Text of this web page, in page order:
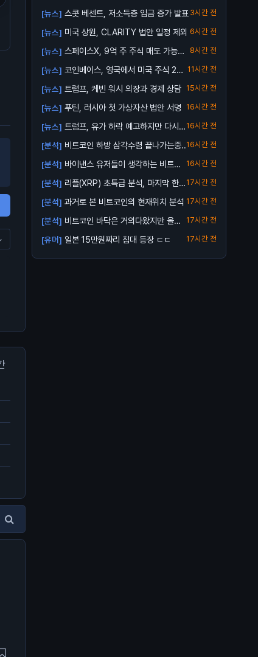
고래 매집을 덮은
, 거래소서 12.2억
유출… BTC는 보합
업비트 신규상장 캡코인 이
거설마
다...
[뉴스] 스콧 베센트, 저소득층 임금 증가 발표 3시간 전
[뉴스] 미국 상원, CLARITY 법안 일정 제외 6시간 전
[뉴스] 스페이스X, 9억 주 주식 매도 가능해
8시간 전
[뉴스] 코인베이스, 영국에서 미국 주식 24/
5 거래...
11시간 전
[뉴스] 트럼프, 케빈 워시 의장과 경제 상담 15시간 전
[뉴스] 푸틴, 러시아 첫 가상자산 법안 서명 16시간 전
[뉴스] 트럼프, 유가 하락 예고하지만 다시
오를 수 ...
16시간 전
[분석] 비트코인 하방 삼각수렴 끝나가는중..16시간 전
[분석] 바이낸스 유저들이 생각하는 비트코
인 바닥
16시간 전
[분석] 리플(XRP) 초특급 분석, 마지막 한번
받아...
17시간 전
[분석] 과거로 본 비트코인의 현재위치 분석 17시간 전
[분석] 비트코인 바닥은 거의다왔지만 올인
은 금지
17시간 전
[유머] 일본 15만원짜리 침대 등장 ㄷㄷ 17시간 전